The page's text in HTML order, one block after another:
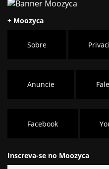
+ Moozyca
Sobre
Anuncie
Facebook
Inscreva-se no Moozyca